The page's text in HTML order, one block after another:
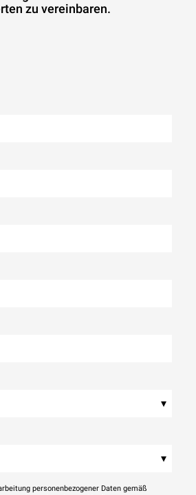
zu vereinbaren.
▾
▾
personenbezogener Daten gemäß